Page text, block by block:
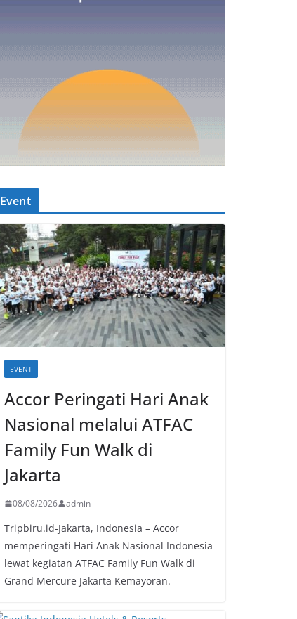
Event
EVENT
Accor Peringati Hari Anak
Nasional melalui ATFAC
Family Fun Walk di
Jakarta
08/08/2026 admin
Tripbiru.id-Jakarta, Indonesia – Accor
memperingati Hari Anak Nasional Indonesia
lewat kegiatan ATFAC Family Fun Walk di
Grand Mercure Jakarta Kemayoran.